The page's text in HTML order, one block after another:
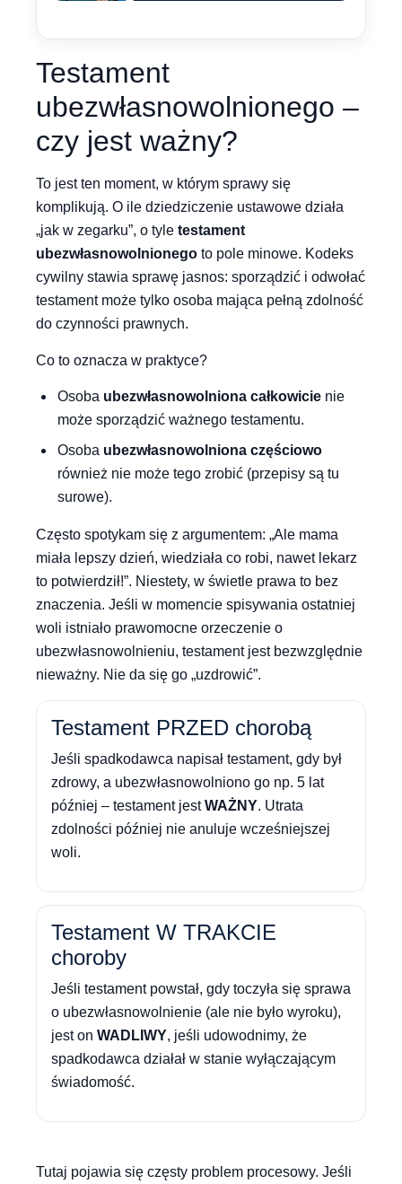
Testament
ubezwłasnowolnionego –
czy jest ważny?
To jest ten moment, w którym sprawy się
komplikują. O ile dziedziczenie ustawowe działa
„jak w zegarku”, o tyle testament
ubezwłasnowolnionego to pole minowe. Kodeks
cywilny stawia sprawę jasnos: sporządzić i odwołać
testament może tylko osoba mająca pełną zdolność
do czynności prawnych.
Co to oznacza w praktyce?
Osoba ubezwłasnowolniona całkowicie nie
może sporządzić ważnego testamentu.
Osoba ubezwłasnowolniona częściowo
również nie może tego zrobić (przepisy są tu
surowe).
Często spotykam się z argumentem: „Ale mama
miała lepszy dzień, wiedziała co robi, nawet lekarz
to potwierdził!”. Niestety, w świetle prawa to bez
znaczenia. Jeśli w momencie spisywania ostatniej
woli istniało prawomocne orzeczenie o
ubezwłasnowolnieniu, testament jest bezwzględnie
nieważny. Nie da się go „uzdrowić”.
Testament PRZED chorobą
Jeśli spadkodawca napisał testament, gdy był
zdrowy, a ubezwłasnowolniono go np. 5 lat
później – testament jestWAŻNY. Utrata
zdolności później nie anuluje wcześniejszej
woli.
Testament W TRAKCIE
choroby
Jeśli testament powstał, gdy toczyła się sprawa
o ubezwłasnowolnienie (ale nie było wyroku),
jest on WADLIWY, jeśli udowodnimy, że
spadkodawca działał w stanie wyłączającym
świadomość.
Tutaj pojawia się częsty problem procesowy. Jeśli